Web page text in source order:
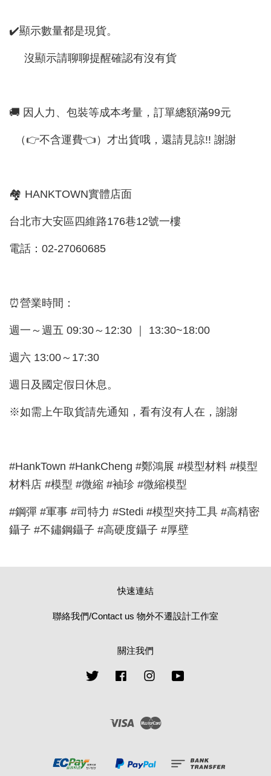
✔️顯示數量都是現貨。
沒顯示請聊聊提醒確認有沒有貨
🚚 因人力、包裝等成本考量，訂單總額滿99元
（👉不含運費👈）才出貨哦，還請見諒!! 謝謝
🏘 HANKTOWN實體店面
台北市大安區四維路176巷12號一樓
電話：02-27060685
⏰營業時間：
週一～週五 09:30～12:30 ｜ 13:30~18:00
週六 13:00～17:30
週日及國定假日休息。
※如需上午取貨請先通知，看有沒有人在，謝謝
#HankTown #HankCheng #鄭鴻展 #模型材料 #模型
材料店 #模型 #微縮 #袖珍 #微縮模型
#鋼彈 #軍事 #司特力 #Stedi #模型夾持工具 #高精密
鑷子 #不鏽鋼鑷子 #高硬度鑷子 #厚壁
快速連結
聯絡我們/Contact us 物外不遷設計工作室
關注我們
Twitter FacebookInstagram
Visa